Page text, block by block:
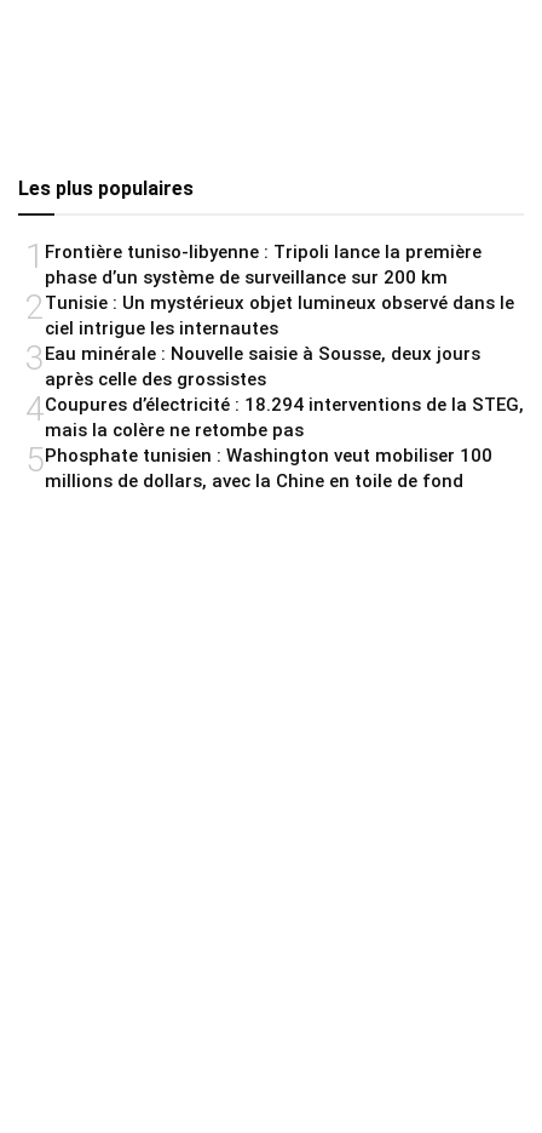
Les plus populaires
1 Frontière tuniso-libyenne : Tripoli lance la première
phase d’un système de surveillance sur 200 km
2 Tunisie : Un mystérieux objet lumineux observé dans le
ciel intrigue les internautes
3Eau minérale : Nouvelle saisie à Sousse, deux jours
après celle des grossistes
4Coupures d’électricité : 18.294 interventions de la STEG,
mais la colère ne retombe pas
5Phosphate tunisien : Washington veut mobiliser 100
millions de dollars, avec la Chine en toile de fond